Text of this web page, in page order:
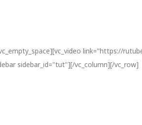
link="https://
sidebar_id="tut"][/vc_column][/vc_row]